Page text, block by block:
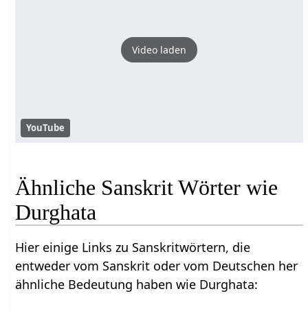
Video laden
YouTube
Ähnliche Sanskrit Wörter wie
Durghata
Hier einige Links zu Sanskritwörtern, die
entweder vom Sanskrit oder vom Deutschen her
ähnliche Bedeutung haben wie Durghata: